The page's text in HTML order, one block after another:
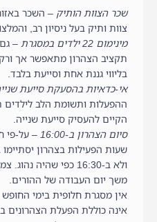
שכר הצוות הותיק – השכר
צוות ותיק בעל ניסיון רב,
מינימום 22 ילדים במסגרת
– גם
בליווי גננת אחת וסייעת בלבד.
אי-כדאיות בהסעקת סייעת
ההפעלות ותשומת הלב לילדים
הקיים להעסיק סייעת שנייה.
סיום הצהרון ב-16:00
– על-פי
שעות הפעילות בצהרון יסתיימו ב-
ולא ב-16:30 כפי שהיה
משך יום העבודה של ההורים.
אין מסגרת חלופית בימי
אינה כוללת הפעלת הצהרונים